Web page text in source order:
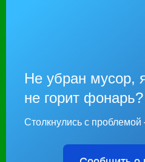
Не убран мусор,
не горит фонарь?
Столкнулись с